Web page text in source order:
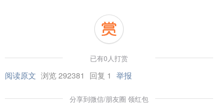
已有0人打赏
阅读原文 浏览 292381 回复 1 举报
分享到微信/朋友圈 领红包